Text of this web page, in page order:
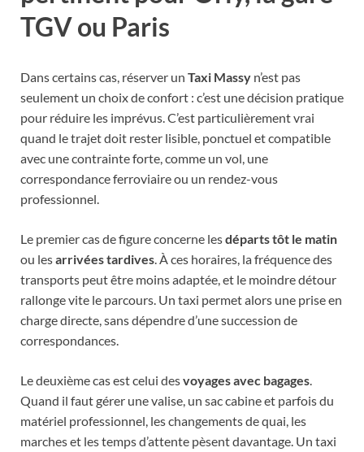
TGV ou Paris
Dans certains cas, réserver un Taxi Massy n’est pas
seulement un choix de confort : c’est une décision pratique
pour réduire les imprévus. C’est particulièrement vrai
quand le trajet doit rester lisible, ponctuel et compatible
avec une contrainte forte, comme un vol, une
correspondance ferroviaire ou un rendez-vous
professionnel.
Le premier cas de figure concerne lesdéparts tôt le matin
ou lesarrivées tardives. À ces horaires, la fréquence des
transports peut être moins adaptée, et le moindre détour
rallonge vite le parcours. Un taxi permet alors une prise en
charge directe, sans dépendre d’une succession de
correspondances.
Le deuxième cas est celui desvoyages avec bagages.
Quand il faut gérer une valise, un sac cabine et parfois du
matériel professionnel, les changements de quai, les
marches et les temps d’attente pèsent davantage. Un taxi